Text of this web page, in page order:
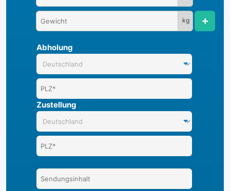
kg
Abholung
Zustellung